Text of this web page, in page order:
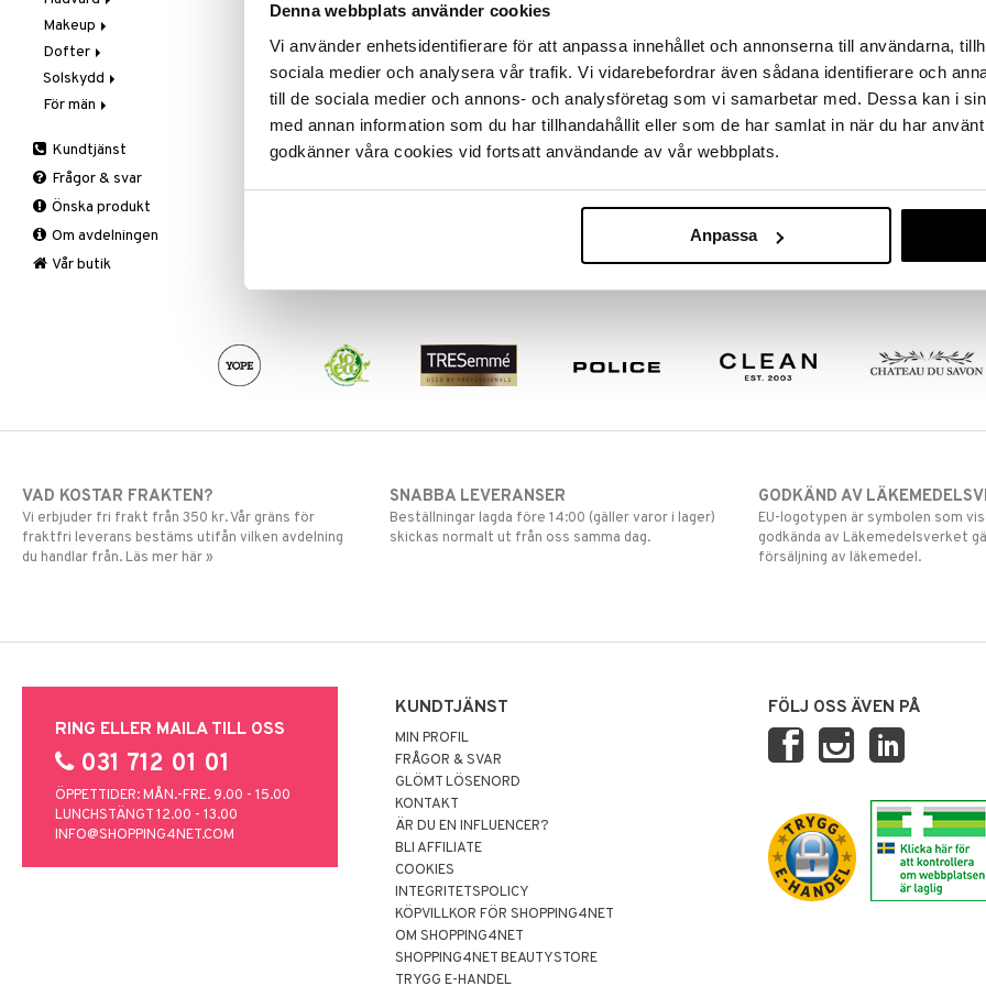
Denna webbplats använder cookies
Vi använder enhetsidentifierare för att anpassa innehållet och annonserna till användarna,
sociala medier och analysera vår trafik. Vi vidarebefordrar även sådana identifierare och
till de sociala medier och annons- och analysföretag som vi samarbetar med. Dessa kan i
med annan information som du har tillhandahållit eller som de har samlat in när du har
godkänner våra cookies vid fortsatt användande av vår webbplats.
Anpassa
Steg 2: Exfoliering
Steg 3: Fukt
Exfoliering och masker
Fuktvård
Hand- och kroppsvård
Ögon- och läppvård
Serum
Makeup
Blush
Bryn
Concealer
Foundation
Läppstift
Lipgloss
Lipliner
Make-up penslar
Dofter
Aromatics Elixir
Calyx
Clinique Happy For Men
Solskydd
Solskydd
För män
Exfoliering
Fukt och skydd
Hudvård
Rakning och rengöring
Kundtjänst
Frågor & svar
Önska produkt
Om avdelningen
Vår butik
VAD KOSTAR FRAKTEN?
Vi erbjuder fri frakt från 350 kr. Vår gräns för
fraktfri leverans bestäms utifån vilken avdelning
du handlar från. Läs mer här »
SNABBA LEVERANSER
Beställningar lagda före 14:00 (gäller varor i lager)
skickas normalt ut från oss samma dag.
GODKÄND AV
EU-logotypen är symbolen som
godkända av Läkemedelsverket
försäljning av läkemedel.
RING ELLER MAILA TILL OSS
031 712 01 01
ÖPPETTIDER: MÅN.-FRE. 9.00 - 15.00
LUNCHSTÄNGT 12.00 - 13.00
INFO@SHOPPING4NET.COM
KUNDTJÄNST
MIN PROFIL
FRÅGOR & SVAR
GLÖMT LÖSENORD
KONTAKT
ÄR DU EN INFLUENCER?
BLI AFFILIATE
COOKIES
INTEGRITETSPOLICY
KÖPVILLKOR FÖR SHOPPING4NET
OM SHOPPING4NET
SHOPPING4NET BEAUTYSTORE
TRYGG E-HANDEL
FÖLJ OSS ÄVEN PÅ